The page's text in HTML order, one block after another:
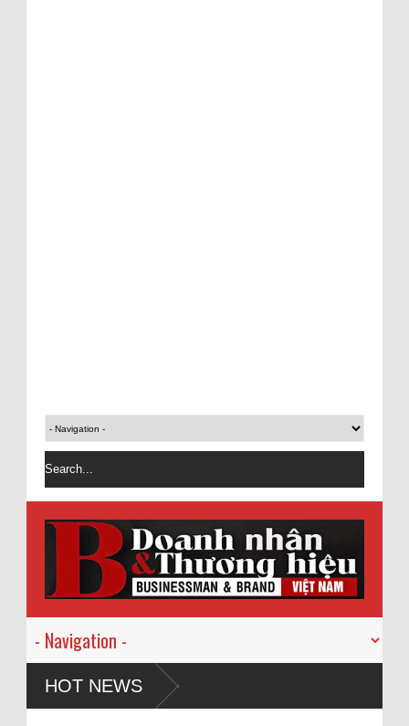
HOT NEWS